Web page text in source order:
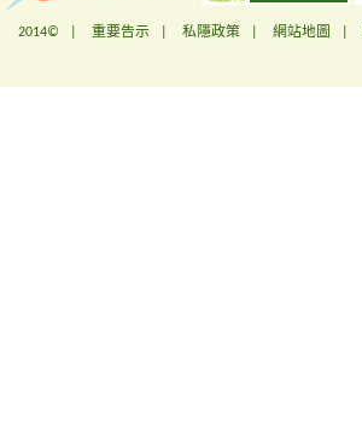
2014© | 重要告示 私隱政策 網站地圖